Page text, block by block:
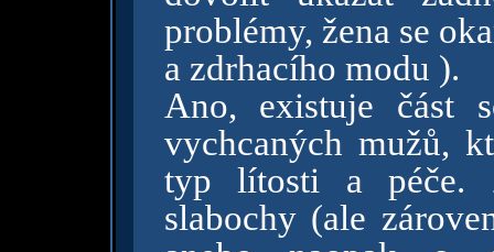
problémy, žena se
a zdrhacího modu ).
Ano, existuje část
vychcaných mužů,
typ lítosti a péče.
slabochy (ale